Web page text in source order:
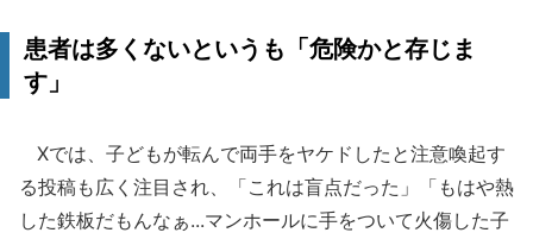
患者は多くないというも「危険かと存じま
す」
Xでは、子どもが転んで両手をヤケドしたと注意喚起す
る投稿も広く注目され、「これは盲点だった」「もはや熱
した鉄板だもんなぁ...マンホールに手をついて火傷した子